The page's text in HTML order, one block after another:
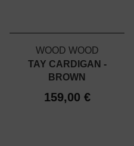
WOOD WOOD
TAY CARDIGAN -
BROWN
159,00 €